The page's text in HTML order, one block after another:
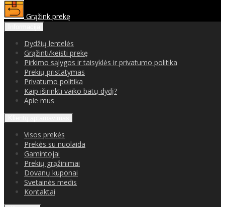
Grąžink prekę
Dydžių lentelės
Grąžinti/keisti prekę
Pirkimo sąlygos ir taisyklės ir privatumo politika
Prekių pristatymas
Privatumo politika
Kaip iširinkti vaiko batų dydį?
Apie mus
Visos prekės
Prekės su nuolaida
Gamintojai
Prekių grąžinimai
Dovanų kuponai
Svetainės medis
Kontaktai